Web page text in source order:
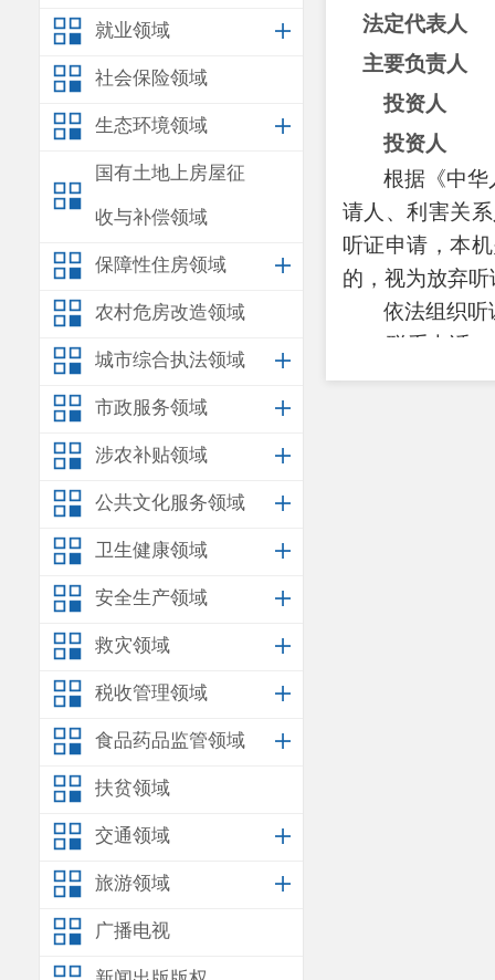
就业领域
社会保险领域
生态环境领域
国有土地上房屋征
收与补偿领域
保障性住房领域
农村危房改造领域
城市综合执法领域
市政服务领域
涉农补贴领域
公共文化服务领域
卫生健康领域
安全生产领域
救灾领域
税收管理领域
食品药品监管领域
扶贫领域
交通领域
旅游领域
广播电视
法定代表人
主要负责人
投资人
投资人
根据《中华
请人、利害关
听证申请，本
的，视为放弃
依法组织听
联系电话：
传
真：